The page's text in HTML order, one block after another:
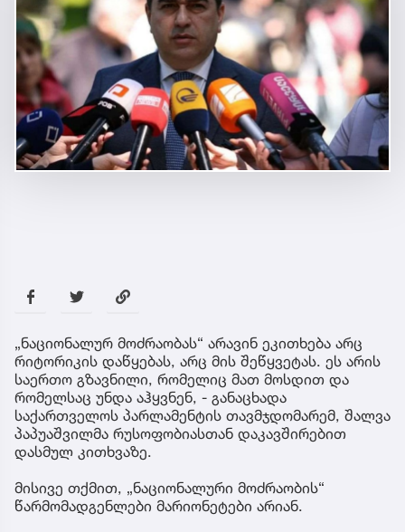
„ნაციონალურ მოძრაობას“ არავინ ეკითხება არც
რიტორიკის დაწყებას, არც მის შეწყვეტას. ეს არის
საერთო გზავნილი, რომელიც მათ მოსდით და
რომელსაც უნდა აჰყვნენ, - განაცხადა
საქართველოს პარლამენტის თავმჯდომარემ, შალვა
პაპუაშვილმა რუსოფობიასთან დაკავშირებით
დასმულ კითხვაზე.
მისივე თქმით, „ნაციონალური მოძრაობის“
წარმომადგენლები მარიონეტები არიან.